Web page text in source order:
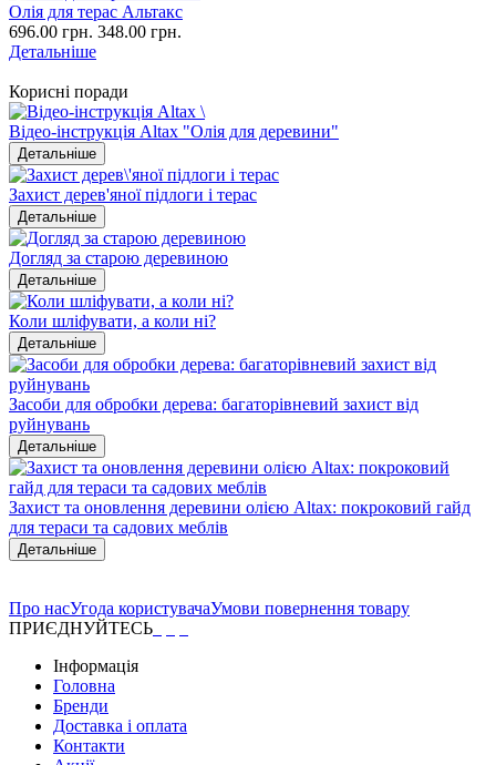
Олія для терас Альтакс
696.00 грн. 348.00 грн.
Детальніше
Корисні поради
Відео-інструкція Altax "Олія для деревини"
Детальніше
Захист дерев'яної підлоги і терас
Детальніше
Догляд за старою деревиною
Детальніше
Коли шліфувати, а коли ні?
Детальніше
Засоби для обробки дерева: багаторівневий захист від
руйнувань
Детальніше
Захист та оновлення деревини олією Altax: покроковий гайд
для тераси та садових меблів
Детальніше
Про насУгода користувачаУмови повернення товару
ПРИЄДНУЙТЕСЬ
Інформація
Головна
Бренди
Доставка і оплата
Контакти